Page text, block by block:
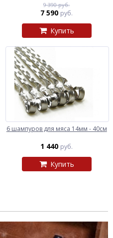
9 390 руб.
7 590 руб.
Купить
6 шампуров для мяса 14мм - 40см
1 440 руб.
Купить